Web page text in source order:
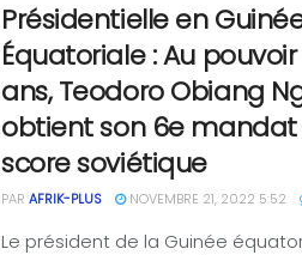
Présidentielle en
Équatoriale : Au
ans, Teodoro Obiang
obtient son 6e
score soviétique
PAR AFRIK-PLUS NOVEMBRE 21, 2022 5:52
Le président de la Guinée